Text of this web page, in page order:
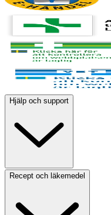
Hjälp och support
Recept och läkemedel